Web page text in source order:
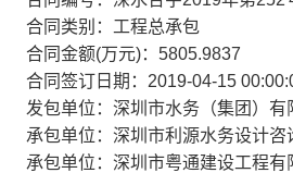
合同类别：工程总承包
合同金额(万元)：5805.9837
合同签订日期：2019-04-15
发包单位：深圳市水务（集团）有
承包单位：深圳市利源水务设计咨
承包单位：深圳市粤通建设工程有